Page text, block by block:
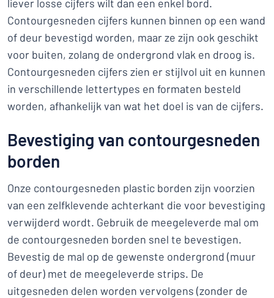
liever losse cijfers wilt dan een enkel bord.
Contourgesneden cijfers kunnen binnen op een wand
of deur bevestigd worden, maar ze zijn ook geschikt
voor buiten, zolang de ondergrond vlak en droog is.
Contourgesneden cijfers zien er stijlvol uit en kunnen
in verschillende lettertypes en formaten besteld
worden, afhankelijk van wat het doel is van de cijfers.
Bevestiging van contourgesneden
borden
Onze contourgesneden plastic borden zijn voorzien
van een zelfklevende achterkant die voor bevestiging
verwijderd wordt. Gebruik de meegeleverde mal om
de contourgesneden borden snel te bevestigen.
Bevestig de mal op de gewenste ondergrond (muur
of deur) met de meegeleverde strips. De
uitgesneden delen worden vervolgens (zonder de